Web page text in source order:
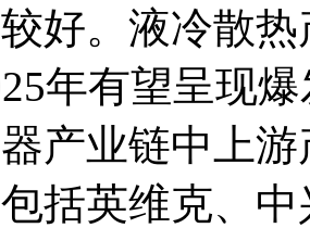
好。液冷散
年有望呈现
产业链中上
括英维克、